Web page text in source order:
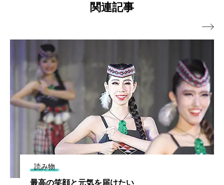
関連記事
読み物
最高の笑顔と元気を届けたい
